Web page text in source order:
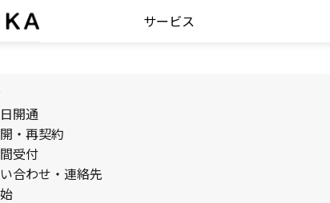
サービス
開通
・再契約
受付
合わせ・連絡先